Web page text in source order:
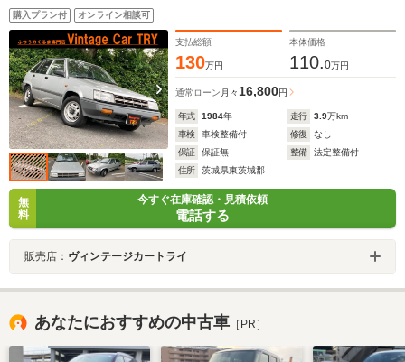
購入プラン付 オンライン相談可
支払総額
130万円
本体価格
110.0万円
通常ローン 月々16,800円
年式 1984年 走行 3.9万km
車検
車検整備付 修復
なし
保証
保証無 整備
法定整備付
住所
茨城県東茨城郡
無
料
今すぐ在庫確認・見積依頼
電話する
販売店： ヴィンテージカートライ
あなたにおすすめの中古車 ［PR］